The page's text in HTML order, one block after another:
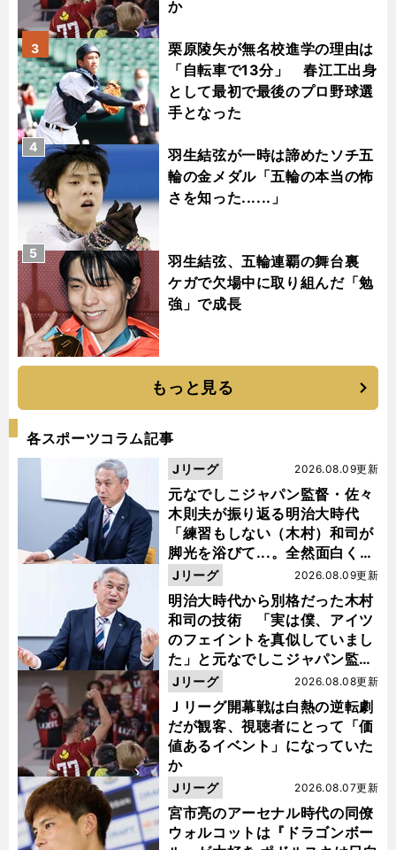
か
栗原陵矢が無名校進学の理由は
「自転車で13分」 春江工出身
として最初で最後のプロ野球選
手となった
3
羽生結弦が一時は諦めたソチ五
輪の金メダル「五輪の本当の怖
さを知った......」
4
羽生結弦、五輪連覇の舞台裏
ケガで欠場中に取り組んだ「勉
強」で成長
5
もっと見る
各スポーツコラム記事
元なでしこジャパン監督・佐々
木則夫が振り返る明治大時代
「練習もしない（木村）和司が
脚光を浴びて...。全然面白くな
い４年間でした」
2026.08.09更新
Jリーグ
明治大時代から別格だった木村
和司の技術 「実は僕、アイツ
のフェイントを真似していまし
た」と元なでしこジャパン監
督・佐々木則夫
2026.08.09更新
Jリーグ
Ｊリーグ開幕戦は白熱の逆転劇
だが観客、視聴者にとって「価
値あるイベント」になっていた
か
2026.08.08更新
Jリーグ
宮市亮のアーセナル時代の同僚
ウォルコットは『ドラゴンボー
2026.08.07更新
Jリーグ